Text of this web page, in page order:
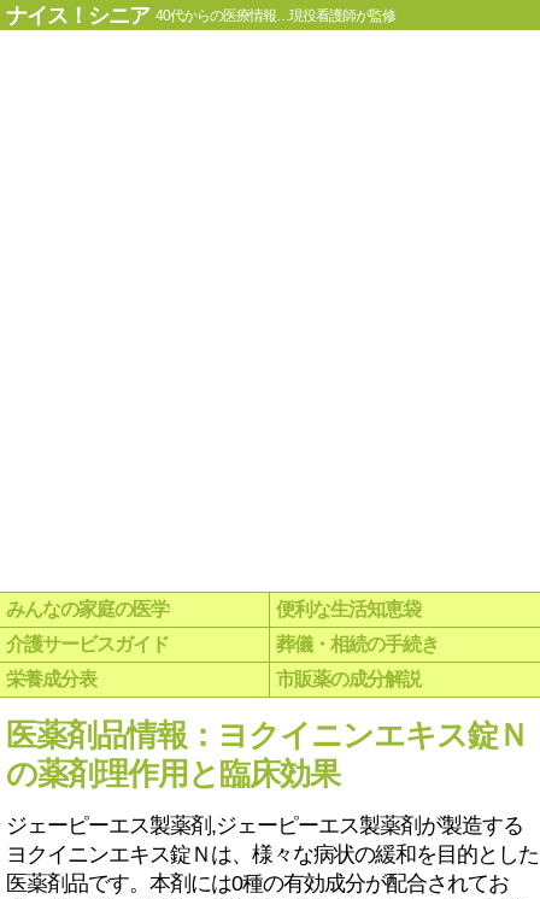
ナイス！シニア 40代からの医療情報…現役看護師が監修
みんなの家庭の医学
便利な生活知恵袋
介護サービスガイド
葬儀・相続の手続き
栄養成分表
市販薬の成分解説
医薬剤品情報：ヨクイニンエキス錠Ｎ
の薬剤理作用と臨床効果
ジェーピーエス製薬剤,ジェーピーエス製薬剤が製造する
ヨクイニンエキス錠Ｎは、様々な病状の緩和を目的とした
医薬剤品です。本剤には0種の有効成分が配合されてお